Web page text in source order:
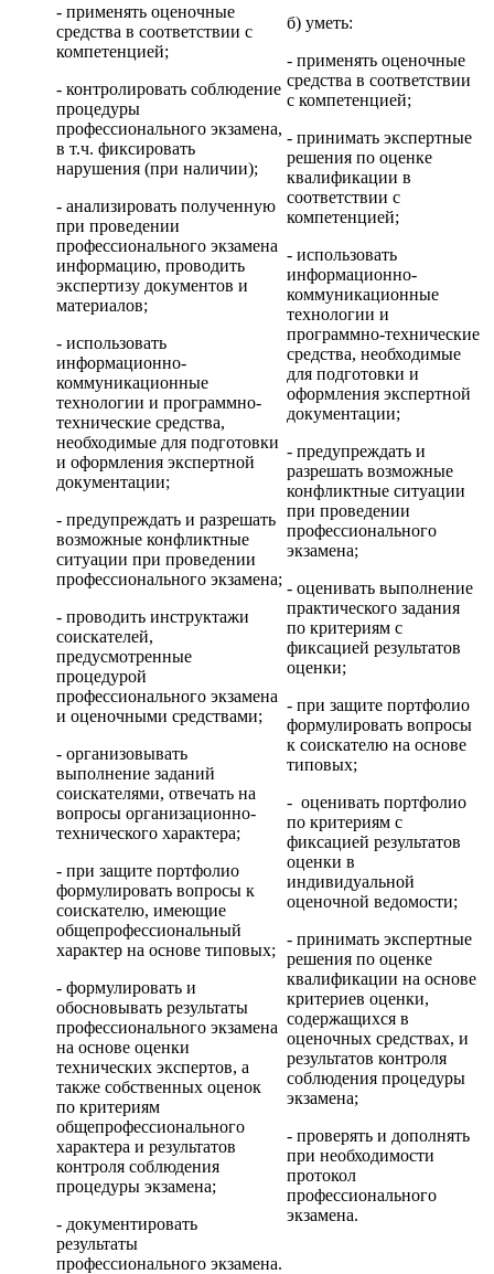
- применять оценочные
средства в соответствии с
компетенцией;
- контролировать соблюдение
процедуры
профессионального экзамена,
в т.ч. фиксировать
нарушения (при наличии);
- анализировать полученную
при проведении
профессионального экзамена
информацию, проводить
экспертизу документов и
материалов;
- использовать
информационно-
коммуникационные
технологии и программно-
технические средства,
необходимые для подготовки
и оформления экспертной
документации;
- предупреждать и разрешать
возможные конфликтные
ситуации при проведении
профессионального экзамена;
- проводить инструктажи
соискателей,
предусмотренные
процедурой
профессионального экзамена
и оценочными средствами;
- организовывать
выполнение заданий
соискателями, отвечать на
вопросы организационно-
технического характера;
- при защите портфолио
формулировать вопросы к
соискателю, имеющие
общепрофессиональный
характер на основе типовых;
- формулировать и
обосновывать результаты
профессионального экзамена
на основе оценки
технических экспертов, а
также собственных оценок
по критериям
общепрофессионального
характера и результатов
контроля соблюдения
процедуры экзамена;
- документировать
результаты
профессионального экзамена.
б) уметь:
- применять оценочные
средства в соответствии
с компетенцией;
- принимать экспертные
решения по оценке
квалификации в
соответствии с
компетенцией;
- использовать
информационно-
коммуникационные
технологии и
программно-технические
средства, необходимые
для подготовки и
оформления экспертной
документации;
- предупреждать и
разрешать возможные
конфликтные ситуации
при проведении
профессионального
экзамена;
- оценивать выполнение
практического задания
по критериям с
фиксацией результатов
оценки;
- при защите портфолио
формулировать вопросы
к соискателю на основе
типовых;
- оценивать портфолио
по критериям с
фиксацией результатов
оценки в
индивидуальной
оценочной ведомости;
- принимать экспертные
решения по оценке
квалификации на основе
критериев оценки,
содержащихся в
оценочных средствах, и
результатов контроля
соблюдения процедуры
экзамена;
- проверять и дополнять
при необходимости
протокол
профессионального
экзамена.